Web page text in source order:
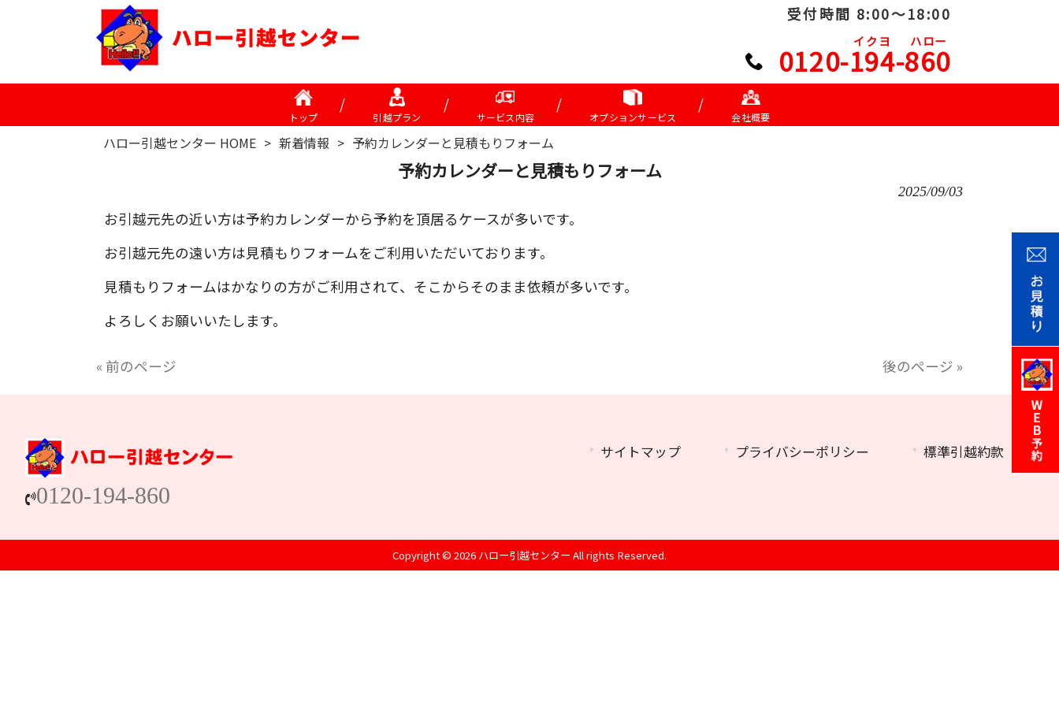
受付時間 8:00～18:00
イクヨ ハロー
0120-194-860
トップ 引越プラン サービス内容 オプションサービス 会社概要
ハロー引越センター HOME > 新着情報 > 予約カレンダーと見積もりフォーム
予約カレンダーと見積もりフォーム
2025/09/03
お引越元先の近い方は予約カレンダーから予約を頂居るケースが多いです。
お引越元先の遠い方は見積もりフォームをご利用いただいております。
見積もりフォームはかなりの方がご利用されて、そこからそのまま依頼が多いです。
よろしくお願いいたします。
« 前のページ 後のページ »
サイトマップ プライバシーポリシー 標準引越約款
0120-194-860
Copyright © 2026 ハロー引越センター All rights Reserved.